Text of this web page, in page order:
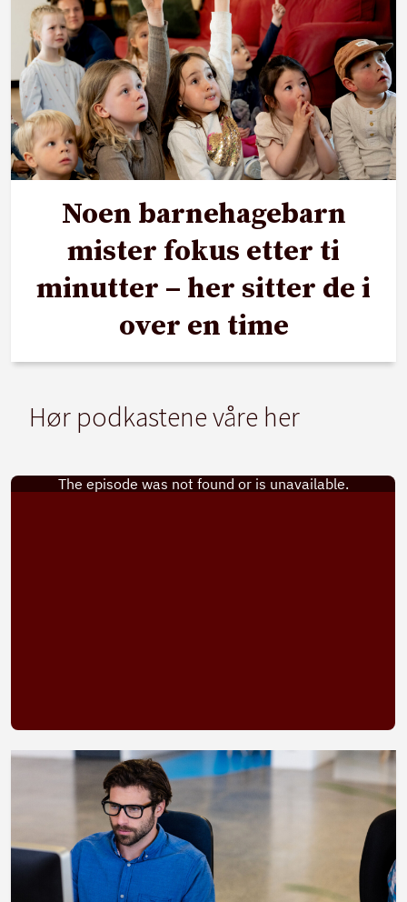
Noen barnehagebarn
mister fokus etter ti
minutter – her sitter de i
over en time
Hør podkastene våre her